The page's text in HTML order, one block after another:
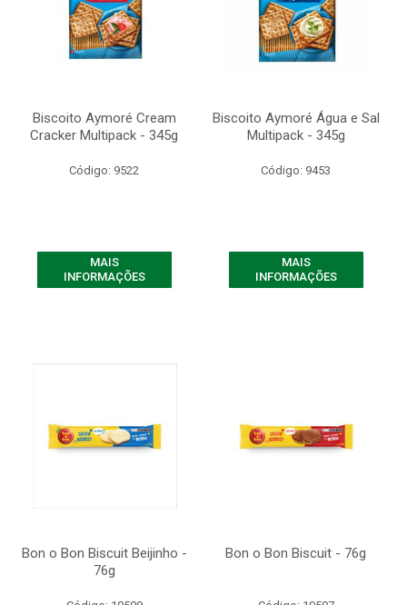
Biscoito Aymoré Cream
Cracker Multipack - 345g
Código: 9522
MAIS
INFORMAÇÕES
Biscoito Aymoré Água e Sal
Multipack - 345g
Código: 9453
MAIS
INFORMAÇÕES
Bon o Bon Biscuit Beijinho -
76g
Bon o Bon Biscuit - 76g